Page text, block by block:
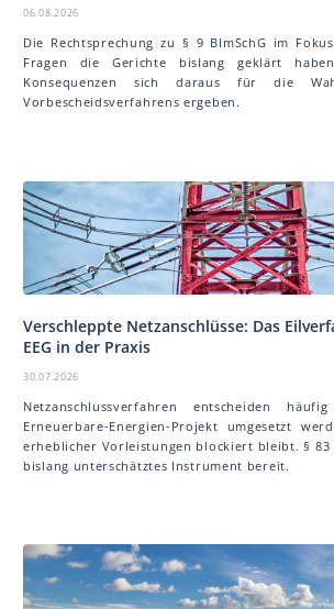
06.08.2026
Die Rechtsprechung zu § 9 BImSchG im
Fragen die Gerichte bislang geklärt
Konsequenzen sich daraus für die
Vorbescheidsverfahrens ergeben.
Verschleppte Netzanschlüsse: Das
EEG in der Praxis
30.07.2026
Netzanschlussverfahren entscheiden
Erneuerbare-Energien-Projekt umgesetzt
erheblicher Vorleistungen blockiert bleibt. § 83
bislang unterschätztes Instrument bereit.